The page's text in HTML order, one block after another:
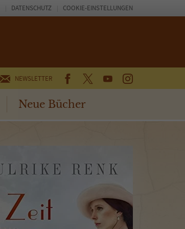
NEWSLETTER FACEBOOKTWITTERYOUTUBEINSTAGRAM
Neue Bücher
DATENSCHUTZ COOKIE-EINSTELLUNGEN